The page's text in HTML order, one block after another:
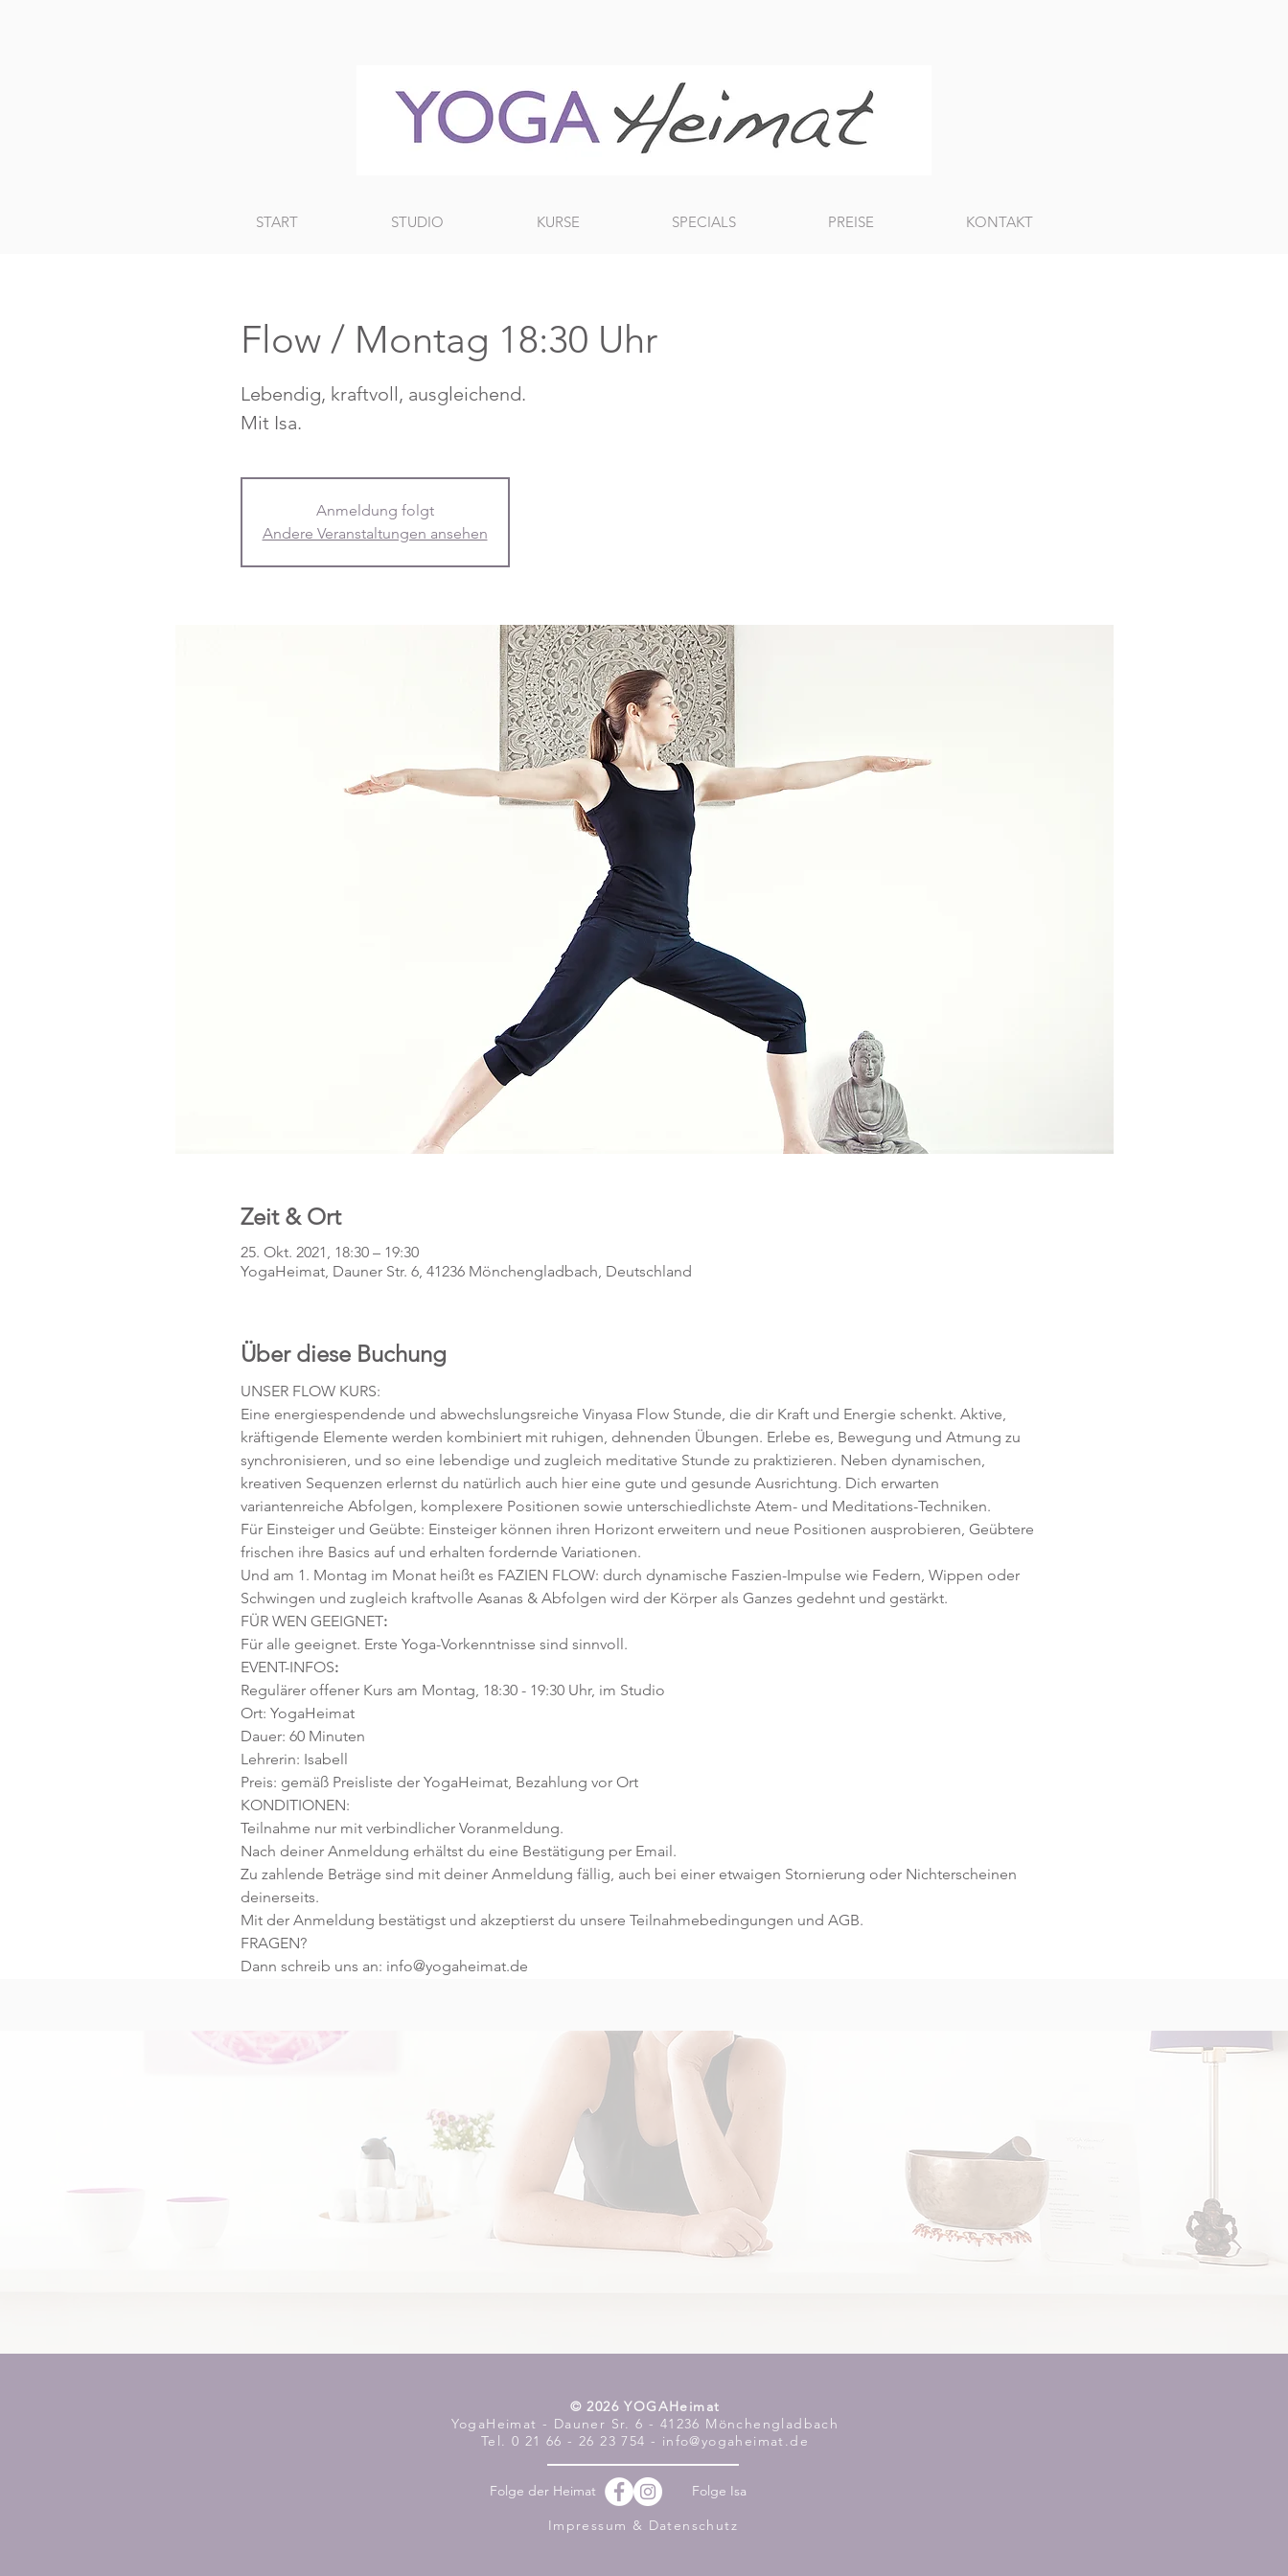
START STUDIO KURSE SPECIALS PREISE KONTAKT
Flow / Montag 18:30 Uhr
Lebendig, kraftvoll, ausgleichend.
Mit Isa.
Anmeldung folgt
Andere Veranstaltungen ansehen
Zeit & Ort
25. Okt. 2021, 18:30 – 19:30
YogaHeimat, Dauner Str. 6, 41236 Mönchengladbach, Deutschland
Über diese Buchung
UNSER FLOW KURS:
Eine energiespendende und abwechslungsreiche Vinyasa Flow Stunde, die dir Kraft und Energie schenkt. Aktive,
kräftigende Elemente werden kombiniert mit ruhigen, dehnenden Übungen. Erlebe es, Bewegung und Atmung zu
synchronisieren, und so eine lebendige und zugleich meditative Stunde zu praktizieren. Neben dynamischen,
kreativen Sequenzen erlernst du natürlich auch hier eine gute und gesunde Ausrichtung. Dich erwarten
variantenreiche Abfolgen, komplexere Positionen sowie unterschiedlichste Atem- und Meditations-Techniken.
Für Einsteiger und Geübte: Einsteiger können ihren Horizont erweitern und neue Positionen ausprobieren, Geübtere
frischen ihre Basics auf und erhalten fordernde Variationen.
Und am 1. Montag im Monat heißt es FAZIEN FLOW: durch dynamische Faszien-Impulse wie Federn, Wippen oder
Schwingen und zugleich kraftvolle Asanas & Abfolgen wird der Körper als Ganzes gedehnt und gestärkt.
FÜR WEN GEEIGNET:
Für alle geeignet. Erste Yoga-Vorkenntnisse sind sinnvoll.
EVENT-INFOS:
Regulärer offener Kurs am Montag, 18:30 - 19:30 Uhr, im Studio
Ort: YogaHeimat
Dauer: 60 Minuten
Lehrerin: Isabell
Preis: gemäß Preisliste der YogaHeimat, Bezahlung vor Ort
KONDITIONEN:
Teilnahme nur mit verbindlicher Voranmeldung.
Nach deiner Anmeldung erhältst du eine Bestätigung per Email.
Zu zahlende Beträge sind mit deiner Anmeldung fällig, auch bei einer etwaigen Stornierung oder Nichterscheinen
deinerseits.
Mit der Anmeldung bestätigst und akzeptierst du unsere Teilnahmebedingungen und AGB.
FRAGEN?
Dann schreib uns an: info@yogaheimat.de
​© 2026 YOGAHeimat
YogaHeimat - Dauner Sr. 6 - 41236 Mönchengladbach
Tel. 0 21 66 - 26 23 754 - info@yogaheimat.de
Folge der Heimat
Folge Isa
Impressum & Datenschutz